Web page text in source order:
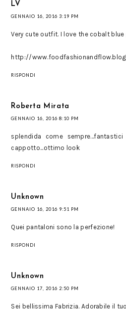
LV
GENNAIO 16, 2016 3:19 PM
Very cute outfit. I love the cobalt blue
http://
RISPONDI
Roberta Mirata
GENNAIO 16, 2016 8:10 PM
splendida come
cappotto...ottimo look
RISPONDI
Unknown
GENNAIO 16, 2016 9:51 PM
Quei pantaloni sono la perfezione!
RISPONDI
Unknown
GENNAIO 17, 2016 2:50 PM
Sei bellissima Fabrizia. Adorabile il